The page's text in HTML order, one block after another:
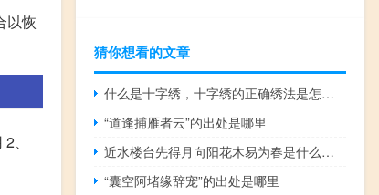
以恢
、
猜你想看的文章
什么是十字绣，十字绣的正确绣法是怎样绣的？
“道逢捕雁者云”的出处是哪里
近水楼台先得月向阳花木易为春是什么意思啊（近水楼台先得月向阳花木易为春是什么意思）
“囊空阿堵缘辞宠”的出处是哪里